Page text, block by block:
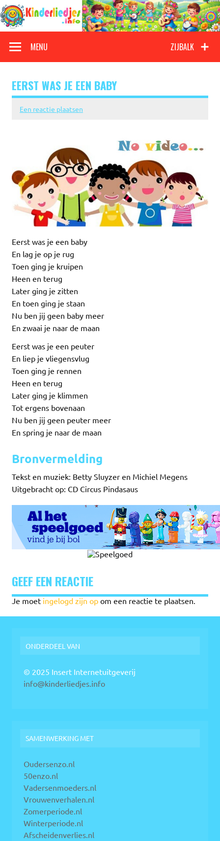
Doorgaan
naar
inhoud
Kinderliedjes
ZIJBALK
MENU
EERST WAS JE EEN BABY
Een reactie plaatsen
Eerst was je een baby
En lag je op je rug
Toen ging je kruipen
Heen en terug
Later ging je zitten
En toen ging je staan
Nu ben jij geen baby meer
En zwaai je naar de maan
Eerst was je een peuter
En liep je vliegensvlug
Toen ging je rennen
Heen en terug
Later ging je klimmen
Tot ergens bovenaan
Nu ben jij geen peuter meer
En spring je naar de maan
Bronvermelding
Tekst en muziek: Betty Sluyzer en Michiel Megens
Uitgebracht op: CD Circus Pindasaus
GEEF EEN REACTIE
Je moet ingelogd zijn op om een reactie te plaatsen.
ONDERDEEL VAN
© 2025 Insert Internetuitgeverij
info@kinderliedjes.info
SAMENWERKING MET
Oudersenzo.nl
50enzo.nl
Vadersenmoeders.nl
Vrouwenverhalen.nl
Zomerperiode.nl
Winterperiode.nl
Afscheidenverlies.nl